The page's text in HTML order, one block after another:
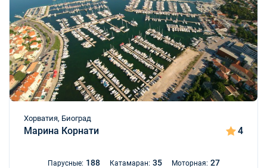
Хорватия, Биоград
Марина Корнати 4
Парусные: 188 Катамаран: 35 Моторная: 27